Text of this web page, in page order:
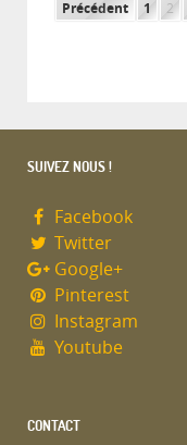
Précédent 1 2
SUIVEZ NOUS !
Facebook
Twitter
Google+
Pinterest
Instagram
Youtube
CONTACT